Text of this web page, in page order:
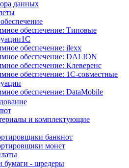
данных
обеспечение: Типовые
обеспечение: ilexx
обеспечение: DALION
обеспечение: Клеверенс
обеспечение: 1С-совместные
обеспечение: DataMobile
и комплектующие
банкнот
монет
бумаги - шредеры